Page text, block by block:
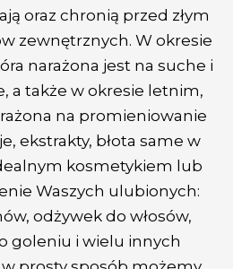
oraz chronią przed złym
zewnętrznych. W okresie
narażona jest na suche i
a także w okresie letnim,
na promieniowanie
ekstrakty, błota same w
kosmetykiem lub
Waszych ulubionych:
odżywek do włosów,
goleniu i wielu innych